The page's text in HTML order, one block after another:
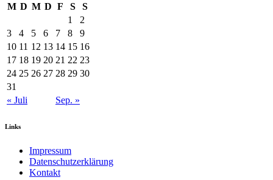
M D M D F S
S
1
2
3
4 5 6 7 8
9
10 11 12 13 14 15 16
17 18 19 20 21 22 23
24 25 26 27 28 29 30
31
« Juli
Sep. »
Links
Impressum
Datenschutzerklärung
Kontakt